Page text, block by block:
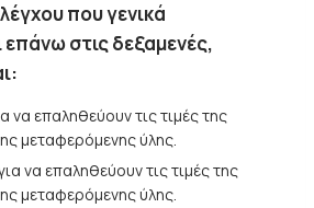
που γενικά
στις δεξαμενές,
να επαληθεύουν τις τιμές της
μεταφερόμενης ύλης.
να επαληθεύουν τις τιμές της
μεταφερόμενης ύλης.